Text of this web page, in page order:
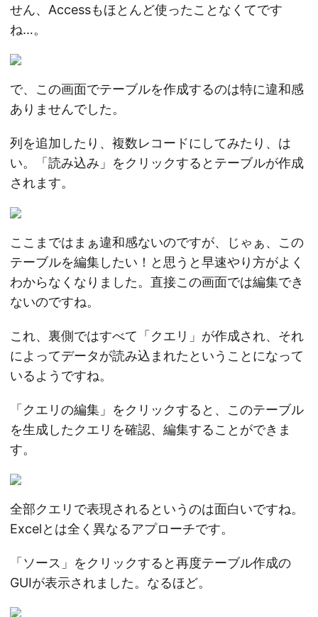
せん、Accessもほとんど使ったことなくてです
ね…。
で、この画面でテーブルを作成するのは特に違和感
ありませんでした。
列を追加したり、複数レコードにしてみたり、は
い。「読み込み」をクリックするとテーブルが作成
されます。
ここまではまぁ違和感ないのですが、じゃぁ、この
テーブルを編集したい！と思うと早速やり方がよく
わからなくなりました。直接この画面では編集でき
ないのですね。
これ、裏側ではすべて「クエリ」が作成され、それ
によってデータが読み込まれたということになって
いるようですね。
「クエリの編集」をクリックすると、このテーブル
を生成したクエリを確認、編集することができま
す。
全部クエリで表現されるというのは面白いですね。
Excelとは全く異なるアプローチです。
「ソース」をクリックすると再度テーブル作成の
GUIが表示されました。なるほど。